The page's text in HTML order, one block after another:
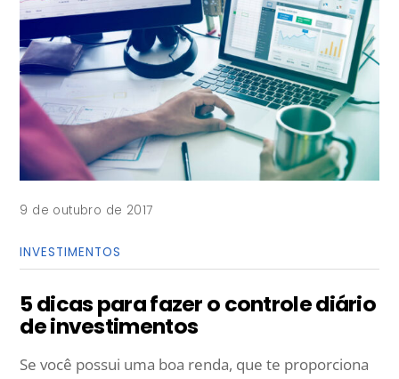
9 de outubro de 2017
INVESTIMENTOS
5 dicas para fazer o controle diário
de investimentos
Se você possui uma boa renda, que te proporciona